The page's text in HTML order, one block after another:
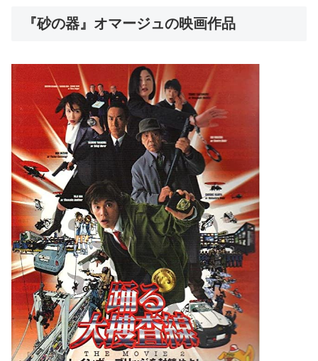
『砂の器』オマージュの映画作品